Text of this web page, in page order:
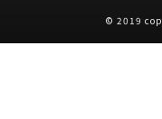
© 2019